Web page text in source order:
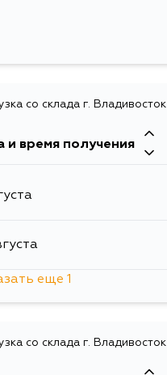
со склада г. Владивосток
и время получения
еще 1
со склада г. Владивосток